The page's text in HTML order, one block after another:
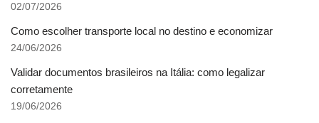
02/07/2026
Como escolher transporte local no destino e economizar
24/06/2026
Validar documentos brasileiros na Itália: como legalizar
corretamente
19/06/2026